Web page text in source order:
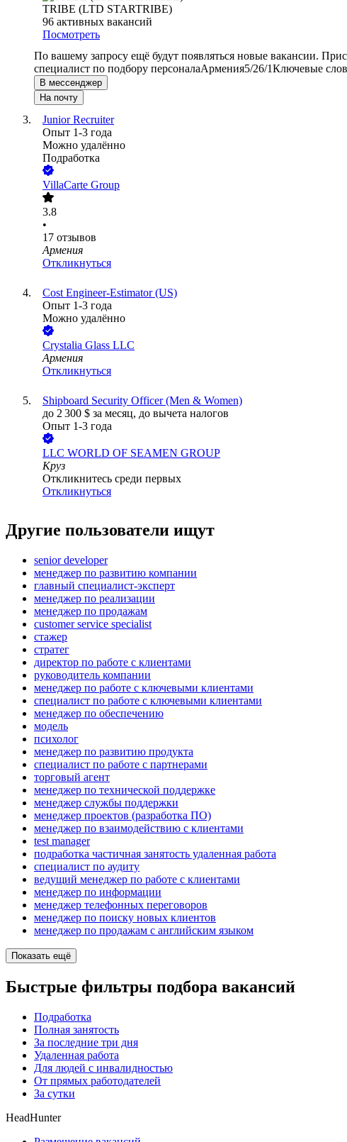
TRIBE (LTD STARTRIBE)
96 активных вакансий
Посмотреть
По вашему запросу ещё будут появляться новые вакансии.
специалист по подбору персоналаАрмения5/26/1Ключевые
В мессенджер
На почту
Junior Recruiter
Опыт 1-3 года
Можно удалённо
Подработка
VillaCarte Group
3.8
•
17 отзывов
Армения
Откликнуться
Cost Engineer-Estimator (US)
Опыт 1-3 года
Можно удалённо
Crystalia Glass LLC
Армения
Откликнуться
Shipboard Security Officer (Men & Women)
до 2 300 $ за месяц, до вычета налогов
Опыт 1-3 года
LLC WORLD OF SEAMEN GROUP
Круз
Откликнитесь среди первых
Откликнуться
Другие пользователи ищут
senior developer
менеджер по развитию компании
главный специалист-эксперт
менеджер по реализации
менеджер по продажам
customer service specialist
стажер
стратег
директор по работе с клиентами
руководитель компании
менеджер по работе с ключевыми клиентами
специалист по работе с ключевыми клиентами
менеджер по обеспечению
модель
психолог
менеджер по развитию продукта
специалист по работе с партнерами
торговый агент
менеджер по технической поддержке
менеджер службы поддержки
менеджер проектов (разработка ПО)
менеджер по взаимодействию с клиентами
test manager
подработка частичная занятость удаленная работа
специалист по аудиту
ведущий менеджер по работе с клиентами
менеджер по информации
менеджер телефонных переговоров
менеджер по поиску новых клиентов
менеджер по продажам с английским языком
Показать ещё
Быстрые фильтры подбора вакансий
Подработка
Полная занятость
За последние три дня
Удаленная работа
Для людей с инвалидностью
От прямых работодателей
За сутки
HeadHunter